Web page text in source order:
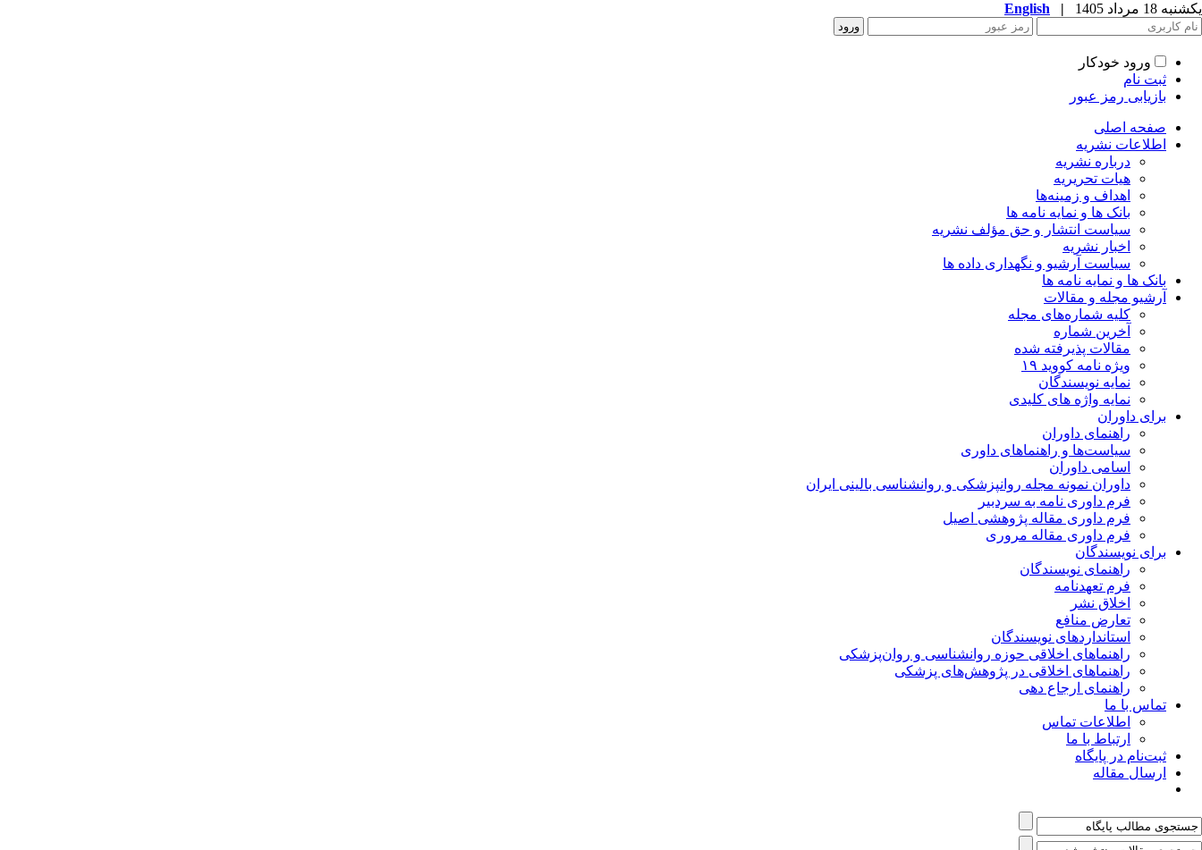
یکشنبه 18 مرداد 1405 |
English
ورود خودکار
ثبت نام
بازیابی رمز عبور
صفحه اصلی
اطلاعات نشریه
درباره نشریه
هیات تحریریه
اهداف و زمینه‌ها
بانک ها و نمایه نامه ها
سیاست انتشار و حق مؤلف نشریه
اخبار نشریه
سیاست آرشیو و نگهداری داده ها
بانک ها و نمایه نامه ها
آرشیو مجله و مقالات
کلیه شماره‌های مجله
آخرین شماره
مقالات پذیرفته شده
ویژه نامه کووید ۱۹
نمایه نویسندگان
نمایه واژه های کلیدی
برای داوران
راهنمای داوران
سیاست‌ها و راهنماهای داوری
اسامی داوران
داوران نمونه مجله روانپزشکی و روانشناسی بالینی ایران
فرم داوری نامه به سردبیر
فرم داوری مقاله پژوهشی اصیل
فرم داوری مقاله مروری
برای نویسندگان
راهنمای نویسندگان
فرم تعهدنامه
اخلاق نشر
تعارض منافع
استانداردهای نویسندگان
راهنماهای اخلاقی حوزه روانشناسی و روان‌پزشکی
راهنماهای اخلاقی در پژوهش‌های پزشکی
راهنمای ارجاع دهی
تماس با ما
اطلاعات تماس
ارتباط با ما
ثبت‌نام در پایگاه
ارسال مقاله